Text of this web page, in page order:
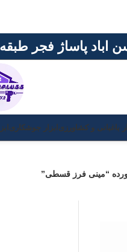
فجر طبقه دوم پلاک 230
باغبانی و کشاورزی ابزار جوشکاری
“مینی فرز قسطی”